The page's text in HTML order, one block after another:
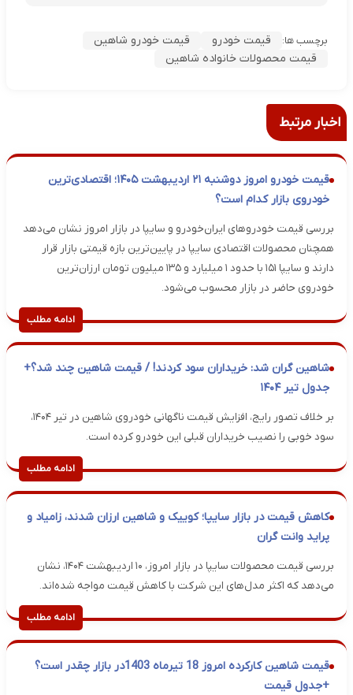
برچسب ها: قیمت خودرو
قیمت خودرو شاهین
قیمت محصولات خانواده شاهین
اخبار مرتبط
قیمت خودرو امروز دوشنبه ۲۱ اردیبهشت ۱۴۰۵؛ اقتصادی‌ترین
خودروی بازار کدام است؟
بررسی قیمت خودروهای ایران‌خودرو و سایپا در بازار امروز نشان می‌دهد
همچنان محصولات اقتصادی سایپا در پایین‌ترین بازه قیمتی بازار قرار
دارند و سایپا ۱۵۱ با حدود ۱ میلیارد و ۱۳۵ میلیون تومان ارزان‌ترین
خودروی حاضر در بازار محسوب می‌شود.
ادامه مطلب
شاهین گران شد: خریداران سود کردند! / قیمت شاهین چند شد؟+
جدول تیر ۱۴۰۴
بر خلاف تصور رایج، افزایش قیمت ناگهانی خودروی شاهین در تیر ۱۴۰۴،
سود خوبی را نصیب خریداران قبلی این خودرو کرده است.
ادامه مطلب
کاهش قیمت در بازار سایپا؛ کوییک و شاهین ارزان شدند، زامیاد و
پراید وانت گران
بررسی قیمت محصولات سایپا در بازار امروز، ۱۰ اردیبهشت ۱۴۰۴، نشان
می‌دهد که اکثر مدل‌های این شرکت با کاهش قیمت مواجه شده‌اند.
ادامه مطلب
قیمت شاهین کارکرده امروز 18 تیرماه 1403در بازار چقدر است؟
+جدول قیمت